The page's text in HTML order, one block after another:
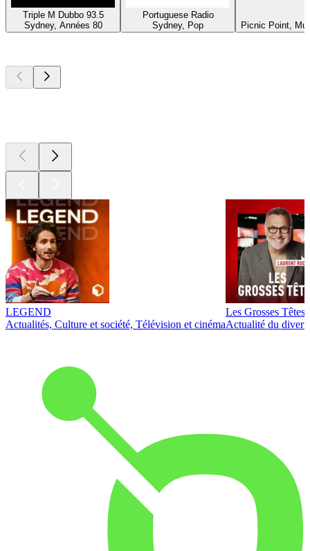
Triple M Dubbo 93.5
Sydney, Années 80
Portuguese Radio
Sydney, Pop
Picnic Point,
LEGEND
Actualités, Culture et société, Télévision et cinéma
Les Grosses Têtes
Actualité du